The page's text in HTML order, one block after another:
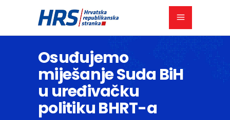
Osuđujemo
miješanje Suda BiH
u uređivačku
politiku BHRT-a